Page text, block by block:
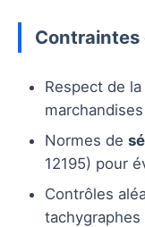
Contraintes
Respect de
Normes de
12195) pour
Contrôles